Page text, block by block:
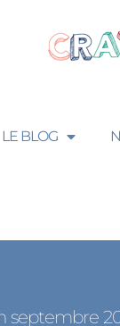
LE BLOG
septembre